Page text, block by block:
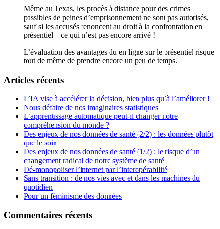
Même au Texas, les procès à distance pour des crimes
passibles de peines d’emprisonnement ne sont pas autorisés,
sauf si les accusés renoncent au droit à la confrontation en
présentiel – ce qui n’est pas encore arrivé !
L’évaluation des avantages du en ligne sur le présentiel risque
tout de même de prendre encore un peu de temps.
Articles récents
L’IA vise à accélérer la décision, bien plus qu’à l’améliorer !
Nous défaire de nos imaginaires statistiques
L’apprentissage automatique peut-il changer notre
compréhension du monde ?
Des enjeux de nos données de santé (2/2) : les données plutôt
que le soin
Des enjeux de nos données de santé (1/2) : le risque d’un
changement radical de notre système de santé
Dé-monopoliser l’internet par l’interopérabilité
Sans transition : de nos vies avec et dans les machines du
quotidien
Pour un féminisme des données
Commentaires récents